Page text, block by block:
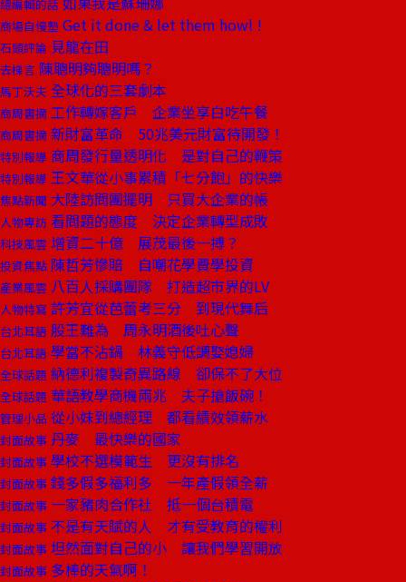
總編輯的話
商場自慢塾 Get it done & let them howl !
石頭評論 見龍在田
去梯言 陳聰明夠聰明嗎？
馬丁沃夫 全球化的三套劇本
商周書摘 工作轉嫁客戶 企業坐享白吃午餐
商周書摘 新財富革命 50兆美元財富待開發！
特別報導 商周發行量透明化 是對自己的鞭策
特別報導 王文華從小事累積「七分飽」的快樂
焦點新聞 大陸訪問團擺明 只買大企業的帳
人物專訪 看問題的態度 決定企業轉型成敗
科技風雲 增資二十億 展茂最後一搏？
投資焦點 陳哲芳慘賠 自嘲花學費學投資
產業風雲 八百人採購團隊 打造超市界的LV
人物特寫 許芳宜從芭蕾考三分 到現代舞后
台北耳語 股王難為 周永明酒後吐心聲
台北耳語 學當不沾鍋 林義守低調娶媳婦
全球話題 納德利複製奇異路線 卻保不了大位
全球話題 華語教學商機兩兆 夫子搶飯碗！
管理小品 從小妹到總經理 都看績效領薪水
封面故事 丹麥 最快樂的國家
封面故事 學校不選模範生 更沒有排名
封面故事 錢多假多福利多 一年產假領全薪
封面故事 一家豬肉合作社 抵一個台積電
封面故事 不是有天賦的人 才有受教育的權利
封面故事 坦然面對自己的小 讓我們學習開放
封面故事 多棒的天氣啊！